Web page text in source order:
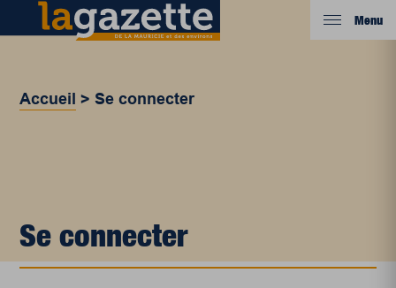
Menu
Accueil >Se connecter
Se connecter